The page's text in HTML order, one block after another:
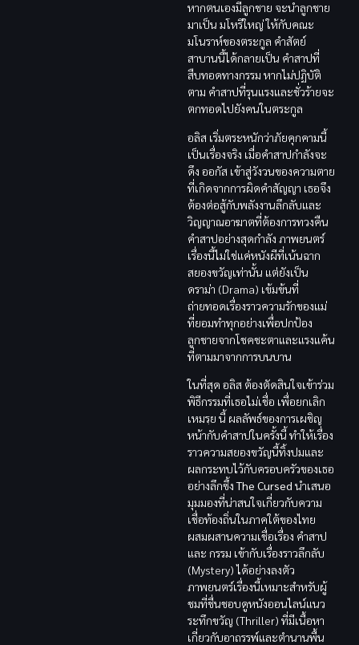
หากตนเองมีลูกชาย จะนำลูกชาย
มาเป็น มโหรีใหญ่ ให้กับคณะ
มโนราห์ของตระกูล คำสัตย์
สาบานนี้ได้กลายเป็น คำสาปที่
สืบทอดทางกรรม หากไม่ปฏิบัติ
ตาม คำสาปที่รุนแรงและชั่วร้ายจะ
ตกทอดไปยังคนในตระกูล
อลิส เริ่มตระหนักว่าภัยคุกคามนี้
เป็นเรื่องจริง เมื่อคำสาปกำลังจะ
ดึง ออกัส เข้าสู่วังวนของความตาย
ที่เกิดจากการผิดคำสัญญา เธอจึง
ต้องต่อสู้กับพลังงานลึกลับและ
วิญญาณอาฆาตที่ต้องการทวงคืน
คำสาปอย่างสุดกำลัง ภาพยนตร์
เรื่องนี้ไม่ใช่แค่หนังผีที่เน้นฉาก
สยองขวัญเท่านั้น แต่ยังเป็น
ดราม่า (Drama) เข้มข้นที่
ถ่ายทอดเรื่องราวความรักของแม่
ที่ยอมทำทุกอย่างเพื่อปกป้อง
ลูกชายจากโชคชะตาและแรงแค้น
ที่ตามมาจากการบนบาน
ในที่สุด อลิส ต้องตัดสินใจเข้าร่วม
พิธีกรรมที่เธอไม่เชื่อ เพื่อยกเลิก
เหมรฺย นี้ ผลลัพธ์ของการเผชิญ
หน้ากับคำสาปในครั้งนี้ ทำให้เรื่อง
ราวความสยองขวัญนี้ทิ้งปมและ
ผลกระทบไว้กับครอบครัวของเธอ
อย่างลึกซึ้งThe Cursed นำเสนอ
มุมมองที่น่าสนใจเกี่ยวกับความ
เชื่อท้องถิ่นในภาคใต้ของไทย
ผสมผสานความเชื่อเรื่อง คำสาป
และ กรรม เข้ากับเรื่องราวลึกลับ
(Mystery) ได้อย่างลงตัว
ภาพยนตร์เรื่องนี้เหมาะสำหรับผู้
ชมที่ชื่นชอบดูหนังออนไลน์แนว
ระทึกขวัญ (Thriller) ที่มีเนื้อหา
เกี่ยวกับอาถรรพ์และตำนานพื้น